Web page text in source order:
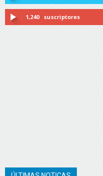
1,240 suscriptores